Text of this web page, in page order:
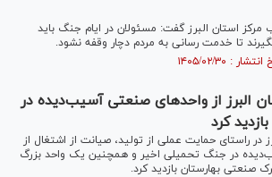
مرکز استان البرز گفت: مسئولان در ایام جنگ باید
تا خدمت رسانی به مردم دچار وقفه نشود.
البرز از واحد‌های صنعتی آسیب‌دیده در
کرد
در راستای حمایت عملی از تولید، صیانت از اشتغال از
در جنگ تحمیلی اخیر و همچنین یک واحد بزرگ
صنعتی بهارستان بازدید کرد.